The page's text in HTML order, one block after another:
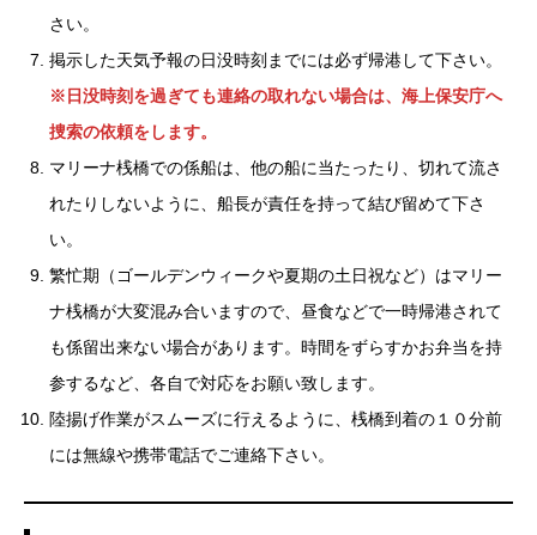
さい。
掲示した天気予報の日没時刻までには必ず帰港して下さい。
※日没時刻を過ぎても連絡の取れない場合は、海上保安庁へ
捜索の依頼をします。
マリーナ桟橋での係船は、他の船に当たったり、切れて流さ
れたりしないように、船長が責任を持って結び留めて下さ
い。
繁忙期（ゴールデンウィークや夏期の土日祝など）はマリー
ナ桟橋が大変混み合いますので、昼食などで一時帰港されて
も係留出来ない場合があります。時間をずらすかお弁当を持
参するなど、各自で対応をお願い致します。
陸揚げ作業がスムーズに行えるように、桟橋到着の１０分前
には無線や携帯電話でご連絡下さい。